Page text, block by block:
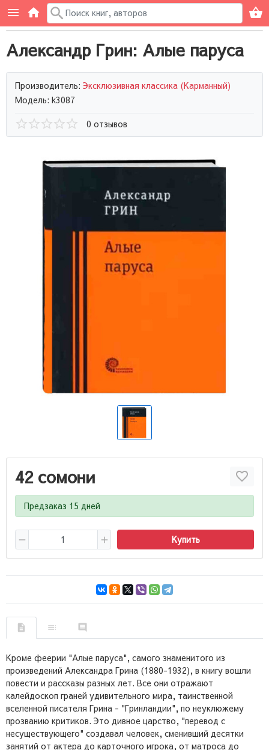
Александр Грин: Алые паруса
Производитель: Эксклюзивная классика (Карманный)
Модель: k3087
0 отзывов
42 сомони
Предзаказ 15 дней
Купить
Кроме феерии "Алые паруса", самого знаменитого из
произведений Александра Грина (1880-1932), в книгу вошли
повести и рассказы разных лет. Все они отражают
калейдоскоп граней удивительного мира, таинственной
вселенной писателя Грина - "Гринландии", по неуклюжему
прозванию критиков. Это дивное царство, "перевод с
несуществующего" создавал человек, сменивший десятки
занятий от актера до карточного игрока, от матроса до